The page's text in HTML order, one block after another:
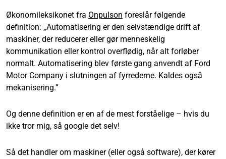
Økonomileksikonet fra Onpulson foreslår følgende
definition: „Automatisering er den selvstændige drift af
maskiner, der reducerer eller gør menneskelig
kommunikation eller kontrol overflødig, når alt forløber
normalt. Automatisering blev første gang anvendt af Ford
Motor Company i slutningen af fyrrederne. Kaldes også
mekanisering.”
Og denne definition er en af de mest forståelige – hvis du
ikke tror mig, så google det selv!
Så det handler om maskiner (eller også software), der kører